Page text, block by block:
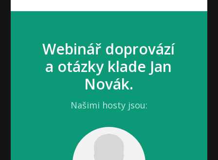
Webinář doprovází
a otázky klade Jan
Novák.
Našimi hosty jsou: